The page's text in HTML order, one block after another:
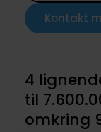
Kontakt
4
til
omkring